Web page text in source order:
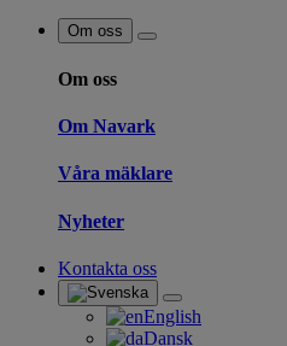
Om oss
Om oss
Om Navark
Våra mäklare
Nyheter
Kontakta oss
English
Dansk